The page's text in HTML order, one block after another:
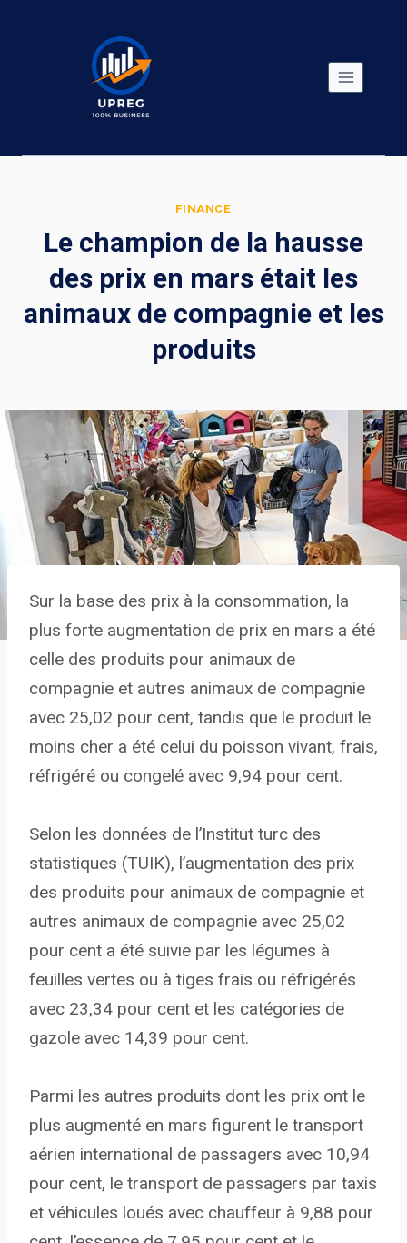
FINANCE
Le champion de la hausse
des prix en mars était les
animaux de compagnie et les
produits
Sur la base des prix à la consommation, la
plus forte augmentation de prix en mars a été
celle des produits pour animaux de
compagnie et autres animaux de compagnie
avec 25,02 pour cent, tandis que le produit le
moins cher a été celui du poisson vivant, frais,
réfrigéré ou congelé avec 9,94 pour cent.
Selon les données de l’Institut turc des
statistiques (TUIK), l’augmentation des prix
des produits pour animaux de compagnie et
autres animaux de compagnie avec 25,02
pour cent a été suivie par les légumes à
feuilles vertes ou à tiges frais ou réfrigérés
avec 23,34 pour cent et les catégories de
gazole avec 14,39 pour cent.
Parmi les autres produits dont les prix ont le
plus augmenté en mars figurent le transport
aérien international de passagers avec 10,94
pour cent, le transport de passagers par taxis
et véhicules loués avec chauffeur à 9,88 pour